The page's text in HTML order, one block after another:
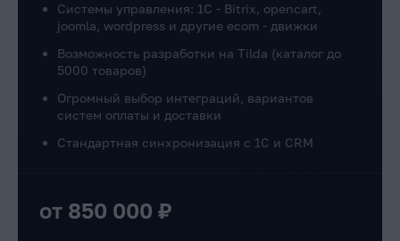
Системы управления: 1C - Bitrix, opencart,
joomla, wordpress и другие ecom - движки
Возможность разработки на Tilda (каталог до
5000 товаров)
Огромный выбор интеграций, вариантов
систем оплаты и доставки
Стандартная синхронизация с 1С и CRM
от 850 000 ₽